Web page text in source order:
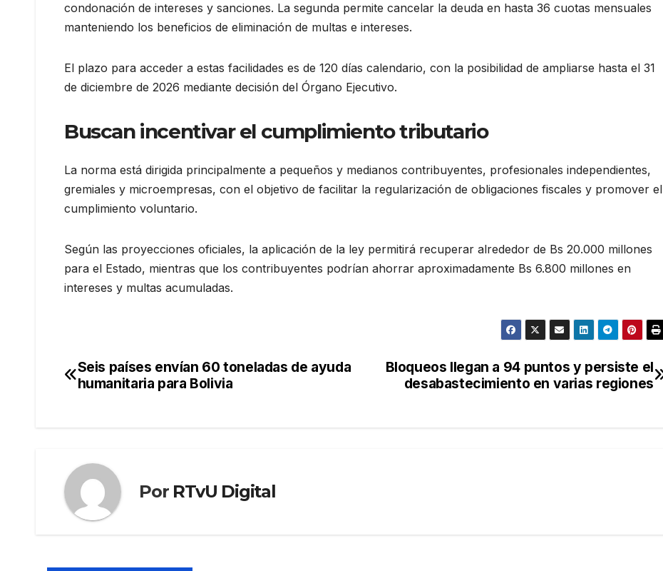
condonación de intereses y sanciones. La segunda permite cancelar la deuda en hasta 36 cuotas mensuales
manteniendo los beneficios de eliminación de multas e intereses.
El plazo para acceder a estas facilidades es de 120 días calendario, con la posibilidad de ampliarse hasta el 31
de diciembre de 2026 mediante decisión del Órgano Ejecutivo.
Buscan incentivar el cumplimiento tributario
La norma está dirigida principalmente a pequeños y medianos contribuyentes, profesionales independientes,
gremiales y microempresas, con el objetivo de facilitar la regularización de obligaciones fiscales y promover el
cumplimiento voluntario.
Según las proyecciones oficiales, la aplicación de la ley permitirá recuperar alrededor de Bs 20.000 millones
para el Estado, mientras que los contribuyentes podrían ahorrar aproximadamente Bs 6.800 millones en
intereses y multas acumuladas.
Navegación
Bloqueos llegan a 94 puntos y persiste el
desabastecimiento en varias regiones
Seis países envían 60 toneladas de ayuda
humanitaria para Bolivia
Por RTvU Digital